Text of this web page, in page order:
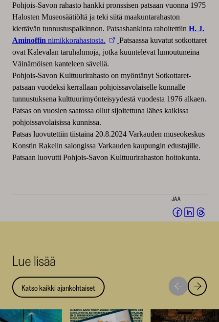
Pohjois-Savon rahasto hankki pronssisen patsaan vuonna 1975
Halosten Museosäätiöltä ja teki siitä maakuntarahaston
kiertävän tunnustuspalkinnon. Patsashankinta rahoitettiin H. J.
Aminoffin nimikkorahastosta.
Patsaassa kuvatut sotkottaret
ovat Kalevalan taruhahmoja, jotka kuuntelevat lumoutuneina
Väinämöisen kanteleen säveliä.
Pohjois-Savon Kulttuurirahasto on myöntänyt Sotkottaret-
patsaan vuodeksi kerrallaan pohjoissavolaiselle kunnalle
tunnustuksena kulttuurimyönteisyydestä vuodesta 1976 alkaen.
Patsas on vuosien saatossa ollut sijoitettuna lähes kaikissa
pohjoissavolaisissa kunnissa.
Patsas luovutettiin tiistaina 20.8.2024 Varkauden museokeskus
Konstin Rakelin salongissa Varkauden kaupungin edustajille.
Patsaan luovutti Pohjois-Savon Kulttuurirahaston hoitokunta.
JAA
Jaa Jaa
Lue lisää
Katso kaikki ajankohtaiset
Siirry
seuraavaan
Siirry